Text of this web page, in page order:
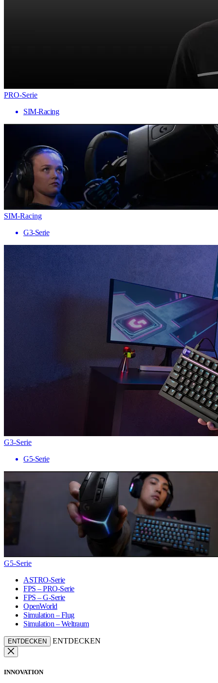
PRO-Serie
SIM-Racing
SIM-Racing
G3-Serie
G3-Serie
G5-Serie
G5-Serie
ASTRO-Serie
FPS – PRO-Serie
FPS – G-Serie
OpenWorld
Simulation – Flug
Simulation – Weltraum
ENTDECKEN ENTDECKEN
INNOVATION